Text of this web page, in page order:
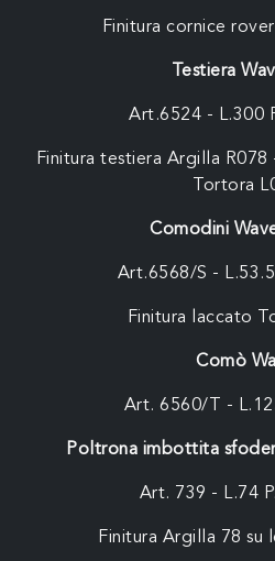
Finitura cornice
Testiera
Art.6524 - L.300
Finitura testiera Argilla
Tortora
Comodini
Art.6568/S -
Finitura laccato
Comò
Art. 6560/T -
Poltrona imbottita
Art. 739 - L.74
Finitura Argilla 78 su